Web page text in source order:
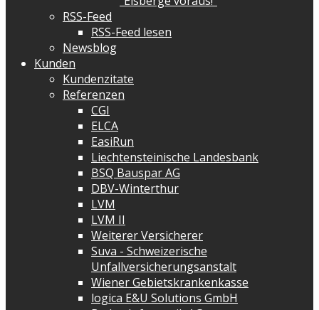
RSS-Feed
RSS-Feed lesen
Newsblog
Kunden
Kundenzitate
Referenzen
CGI
ELCA
EasiRun
Liechtensteinische Landesbank
BSQ Bauspar AG
DBV-Winterthur
LVM
LVM II
Weiterer Versicherer
Suva - Schweizerische
Unfallversicherungsanstalt
Wiener Gebietskrankenkasse
logica E&U Solutions GmbH